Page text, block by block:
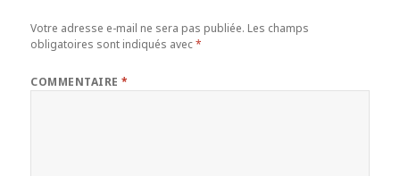
Votre adresse e-mail ne sera pas publiée. Les champs
obligatoires sont indiqués avec*
COMMENTAIRE*